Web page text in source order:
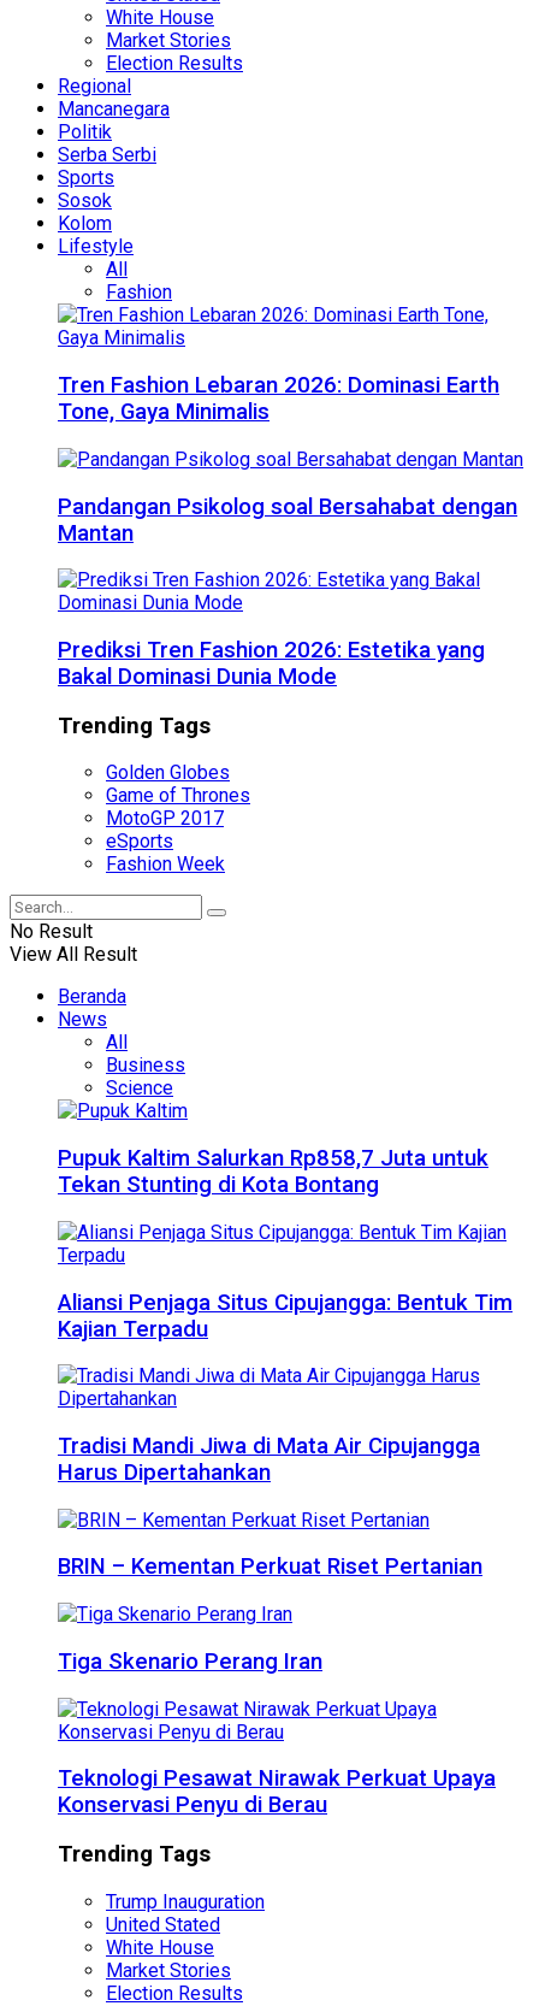
White House
Market Stories
Election Results
Regional
Mancanegara
Politik
Serba Serbi
Sports
Sosok
Kolom
Lifestyle
All
Fashion
Tren Fashion Lebaran 2026: Dominasi Earth
Tone, Gaya Minimalis
Pandangan Psikolog soal Bersahabat dengan
Mantan
Prediksi Tren Fashion 2026: Estetika yang
Bakal Dominasi Dunia Mode
Trending Tags
Golden Globes
Game of Thrones
MotoGP 2017
eSports
Fashion Week
No Result
View All Result
Beranda
News
All
Business
Science
Pupuk Kaltim Salurkan Rp858,7 Juta untuk
Tekan Stunting di Kota Bontang
Aliansi Penjaga Situs Cipujangga: Bentuk Tim
Kajian Terpadu
Tradisi Mandi Jiwa di Mata Air Cipujangga
Harus Dipertahankan
BRIN – Kementan Perkuat Riset Pertanian
Tiga Skenario Perang Iran
Teknologi Pesawat Nirawak Perkuat Upaya
Konservasi Penyu di Berau
Trending Tags
Trump Inauguration
United Stated
White House
Market Stories
Election Results